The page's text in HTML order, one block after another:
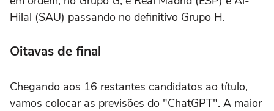
Hilal (SAU) passando no definitivo Grupo H.
Oitavas de final
Chegando aos 16 restantes candidatos ao título,
vamos colocar as previsões do "ChatGPT". A maior